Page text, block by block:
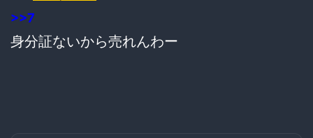
>>7
身分証ないから売れんわー